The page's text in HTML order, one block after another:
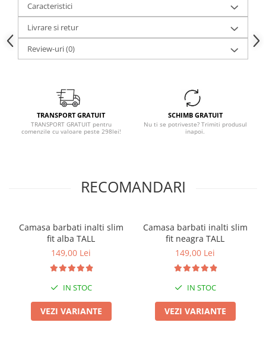
Caracteristici
Livrare si retur
Review-uri(0)
TRANSPORT GRATUIT
TRANSPORT GRATUIT pentru
comenzile cu valoare peste 298lei!
SCHIMB GRATUIT
Nu ti se potriveste? Trimiti produsul
inapoi.
RECOMANDARI
Camasa barbati inalti slim
fit alba TALL
149,00 Lei
IN STOC
VEZI VARIANTE
Camasa barbati inalti slim
fit neagra TALL
149,00 Lei
IN STOC
VEZI VARIANTE